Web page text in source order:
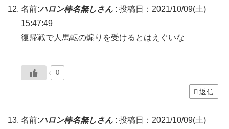
名前:ハロン棒名無しさん : 投稿日：2021/10/09(土)
15:47:49
復帰戦で人馬転の煽りを受けるとはえぐいな
0
返信
名前:ハロン棒名無しさん : 投稿日：2021/10/09(土)